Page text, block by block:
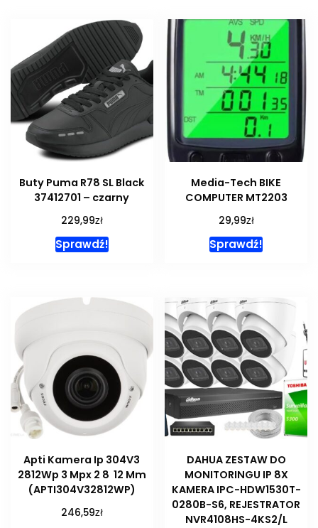
Buty Puma R78 SL Black
37412701 – czarny
229,99zł
Sprawdź!
Media-Tech BIKE
COMPUTER MT2203
29,99zł
Sprawdź!
Apti Kamera Ip 304V3
2812Wp 3 Mpx 2 8 12 Mm
(APTI304V32812WP)
246,59zł
DAHUA ZESTAW DO
MONITORINGU IP 8X
KAMERA IPC-HDW1530T-
0280B-S6, REJESTRATOR
NVR4108HS-4KS2/L